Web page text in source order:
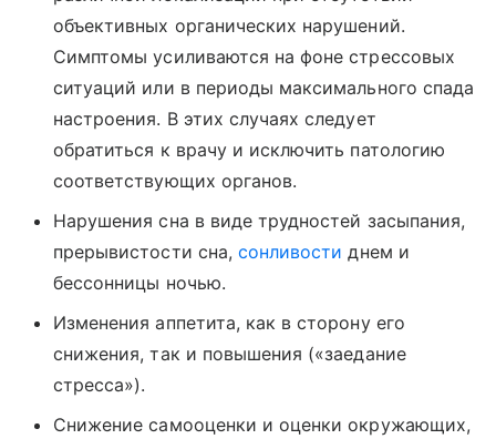
объективных органических нарушений.
Симптомы усиливаются на фоне стрессовых
ситуаций или в периоды максимального спада
настроения. В этих случаях следует
обратиться к врачу и исключить патологию
соответствующих органов.
Нарушения сна в виде трудностей засыпания,
прерывистости сна, сонливости днем и
бессонницы ночью.
Изменения аппетита, как в сторону его
снижения, так и повышения («заедание
стресса»).
Снижение самооценки и оценки окружающих,